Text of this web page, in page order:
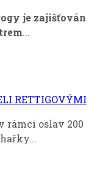
je zajišťován
...
RETTIGOVÝMI
rámci oslav 200